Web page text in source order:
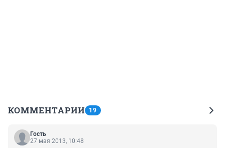
КОММЕНТАРИИ 19
Гость
27 мая 2013, 10:48